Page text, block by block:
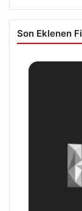
Son Eklenen